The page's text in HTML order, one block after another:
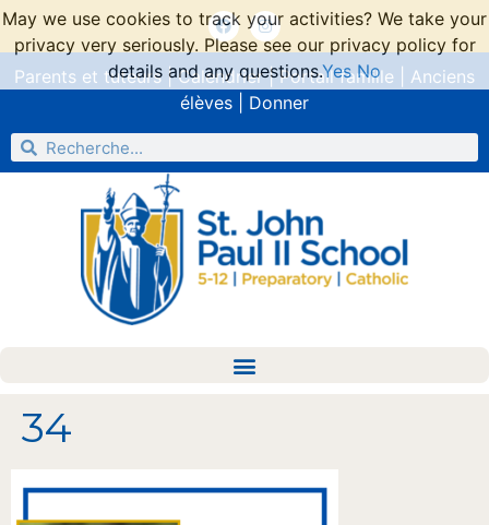
Parents et tuteurs|Calendrier|Portail famille
Anciens
élèves
Donner
34
May we use cookies to track your activities? We take your
privacy very seriously. Please see our privacy policy for
details and any questions.Yes No